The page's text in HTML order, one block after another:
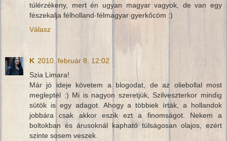
túlérzékeny, mert én ugyan magyar vagyok, de van egy
fészekalja félholland-félmagyar gyerkőcöm :)
Válasz
K 2010. február 8. 12:02
Szia Limara!
Már jó ideje követem a blogodat, de az oliebollal most
megleptél :) Mi is nagyon szeretjük, Szilveszterkor mindig
sütök is egy adagot. Ahogy a többiek írták, a hollandok
jobbára csak akkor eszik ezt a finomságot. Nekem a
boltokban és árusoknál kapható túlságosan olajos, ezért
szinte sosem veszek.